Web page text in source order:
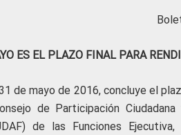
ES EL PLAZO FINAL PARA
de mayo de 2016, concluye el
de Participación
de las Funciones